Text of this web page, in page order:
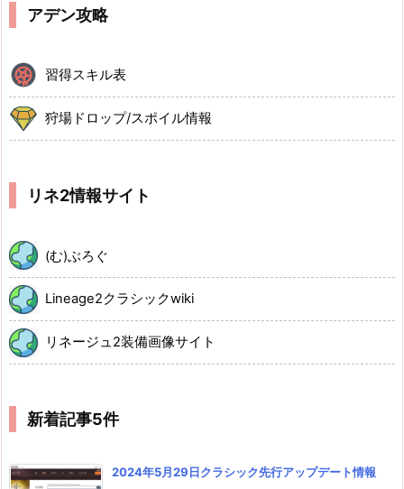
アデン攻略
習得スキル表
狩場ドロップ/スポイル情報
リネ2情報サイト
(む)ぶろぐ
Lineage2クラシックwiki
リネージュ2装備画像サイト
新着記事5件
2024年5月29日クラシック先行アップデート情報